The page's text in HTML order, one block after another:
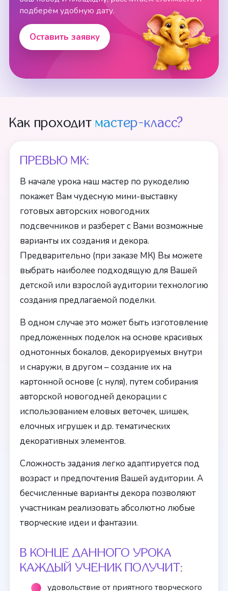
подберём удобную дату.
Оставить заявку
Как проходит мастер-класс?
ПРЕВЬЮ МК:
В начале урока наш мастер по рукоделию
покажет Вам чудесную мини-выставку
готовых авторских новогодних
подсвечников и разберет с Вами возможные
варианты их создания и декора.
Предварительно (при заказе МК) Вы можете
выбрать наиболее подходящую для Вашей
детской или взрослой аудитории технологию
создания предлагаемой поделки.
В одном случае это может быть изготовление
предложенных поделок на основе красивых
однотонных бокалов, декорируемых внутри
и снаружи, в другом – создание их на
картонной основе (с нуля), путем собирания
авторской новогодней декорации с
использованием еловых веточек, шишек,
елочных игрушек и др. тематических
декоративных элементов.
Сложность задания легко адаптируется под
возраст и предпочтения Вашей аудитории. А
бесчисленные варианты декора позволяют
участникам реализовать абсолютно любые
творческие идеи и фантазии.
В КОНЦЕ ДАННОГО УРОКА
КАЖДЫЙ УЧЕНИК ПОЛУЧИТ:
удовольствие от приятного творческого